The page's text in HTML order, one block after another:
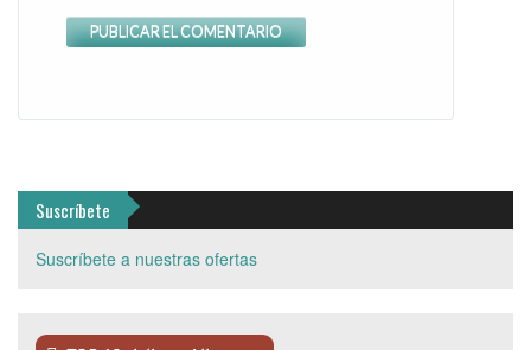
Suscríbete
Suscríbete a nuestras ofertas